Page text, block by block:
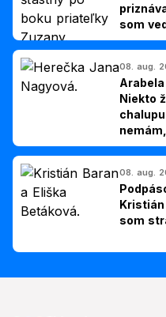
som
hovorí
08. aug.
Niekto
08. aug.
som